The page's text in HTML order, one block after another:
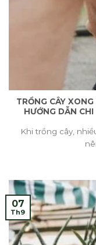
TRỒNG CÂY
HƯỚNG DẪN
Khi trồng cây,
07
Th9